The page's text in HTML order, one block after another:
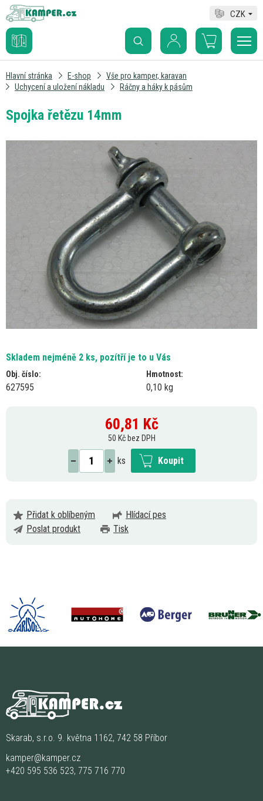
CZK
Hlavní stránka E-shop
Vše pro kamper, karavan
Uchycení a uložení nákladu
Ráčny a háky k pásům
Spojka řetězu 14mm
Skladem nejméně 2 ks, pozítří je to u Vás
Obj. číslo:
627595
Hmotnost:
0,10 kg
60,81 Kč
50 Kč bez DPH
ks Koupit
Přidat k oblíbeným
Hlídací pes
Poslat produkt
Tisk
Skarab, s.r.o. 9. května 1162, 742 58 Příbor
kamper@kamper.cz
+420 595 536 523, 775 716 770